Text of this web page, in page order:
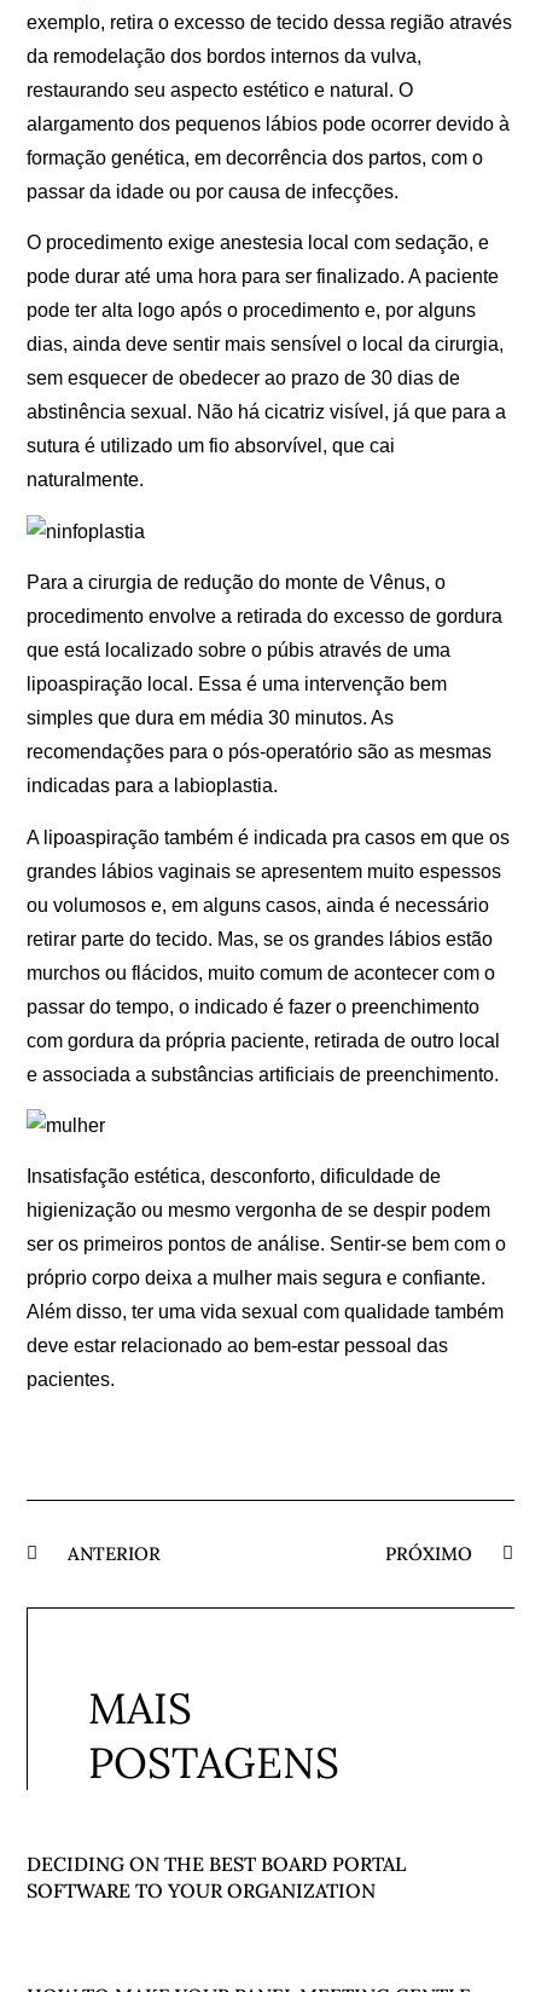
exemplo, retira o excesso de tecido dessa região através
da remodelação dos bordos internos da vulva,
restaurando seu aspecto estético e natural. O
alargamento dos pequenos lábios pode ocorrer devido à
formação genética, em decorrência dos partos, com o
passar da idade ou por causa de infecções.
O procedimento exige anestesia local com sedação, e
pode durar até uma hora para ser finalizado. A paciente
pode ter alta logo após o procedimento e, por alguns
dias, ainda deve sentir mais sensível o local da cirurgia,
sem esquecer de obedecer ao prazo de 30 dias de
abstinência sexual. Não há cicatriz visível, já que para a
sutura é utilizado um fio absorvível, que cai
naturalmente.
Para a cirurgia de redução do monte de Vênus, o
procedimento envolve a retirada do excesso de gordura
que está localizado sobre o púbis através de uma
lipoaspiração local. Essa é uma intervenção bem
simples que dura em média 30 minutos. As
recomendações para o pós-operatório são as mesmas
indicadas para a labioplastia.
A lipoaspiração também é indicada pra casos em que os
grandes lábios vaginais se apresentem muito espessos
ou volumosos e, em alguns casos, ainda é necessário
retirar parte do tecido. Mas, se os grandes lábios estão
murchos ou flácidos, muito comum de acontecer com o
passar do tempo, o indicado é fazer o preenchimento
com gordura da própria paciente, retirada de outro local
e associada a substâncias artificiais de preenchimento.
Insatisfação estética, desconforto, dificuldade de
higienização ou mesmo vergonha de se despir podem
ser os primeiros pontos de análise. Sentir-se bem com o
próprio corpo deixa a mulher mais segura e confiante.
Além disso, ter uma vida sexual com qualidade também
deve estar relacionado ao bem-estar pessoal das
pacientes.
ANTERIOR PRÓXIMO
MAIS
POSTAGENS
DECIDING ON THE BEST BOARD PORTAL
SOFTWARE TO YOUR ORGANIZATION